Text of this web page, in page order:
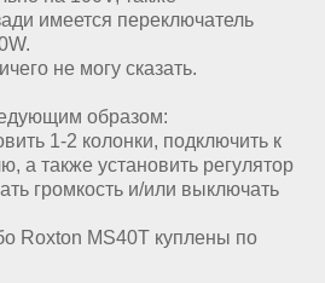
имеется переключатель
не могу сказать.
образом:
1-2 колонки, подключить к
а также установить регулятор
громкость и/или выключать
Roxton MS40T куплены по